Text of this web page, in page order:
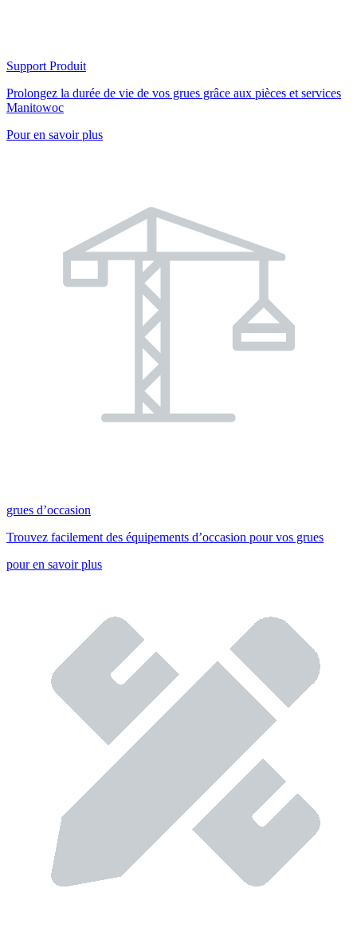
Support Produit
Prolongez la durée de vie de vos grues grâce aux pièces et services
Manitowoc
Pour en savoir plus
grues d’occasion
Trouvez facilement des équipements d’occasion pour vos grues
pour en savoir plus